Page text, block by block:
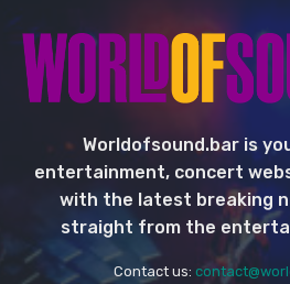
Worldofsound.bar is
entertainment, concert
with the latest breaking
straight from the
Contact us: